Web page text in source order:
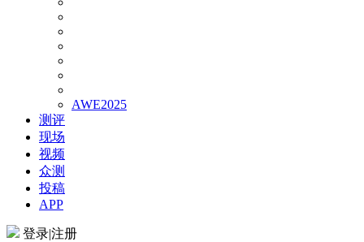
AWE2025
测评
现场
视频
众测
投稿
APP
登录|注册